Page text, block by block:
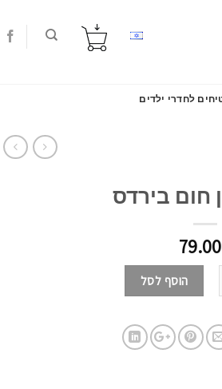
לחדרי ילדים
חום בירדס
79.00
הוסף לסל